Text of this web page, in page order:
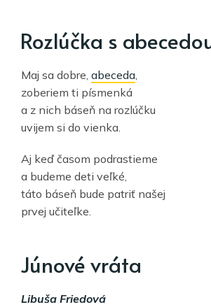
Rozlúčka s
Maj sa dobre, abeceda,
zoberiem ti písmenká
a z nich báseň na rozlúčku
uvijem si do vienka.
Aj keď časom podrastieme
a budeme deti veľké,
táto báseň bude patriť našej
prvej učiteľke.
Júnové vráta
Libuša Friedová